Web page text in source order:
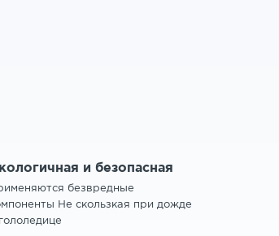
и безопасная
безвредные
Не скользкая при дожде